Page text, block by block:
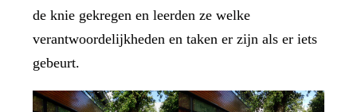
de knie gekregen en leerden ze welke
verantwoordelijkheden en taken er zijn als er iets
gebeurt.